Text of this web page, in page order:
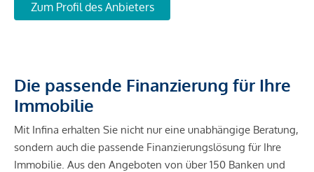
Zum Profil des Anbieters
Die passende Finanzierung für Ihre
Immobilie
Mit Infina erhalten Sie nicht nur eine unabhängige Beratung,
sondern auch die passende Finanzierungslösung für Ihre
Immobilie. Aus den Angeboten von über 150 Banken und